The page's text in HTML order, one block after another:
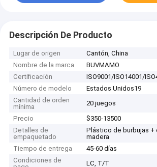
Descripción De Producto
Lugar de origen
Cantón, China
Nombre de la marca
BUVMAMO
Certificación
ISO9001/ISO14001/
Número de modelo
Estados Unidos19
Cantidad de orden
mínima
20 juegos
Precio
$350-13500
Detalles de
empaquetado
Plástico de burbujas +
madera
Tiempo de entrega
45-60 días
Condiciones de
LC, T/T